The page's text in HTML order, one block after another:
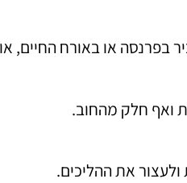
בפרנסה או באורח החיים,
ואף חלק מהחוב.
את ההליכים.